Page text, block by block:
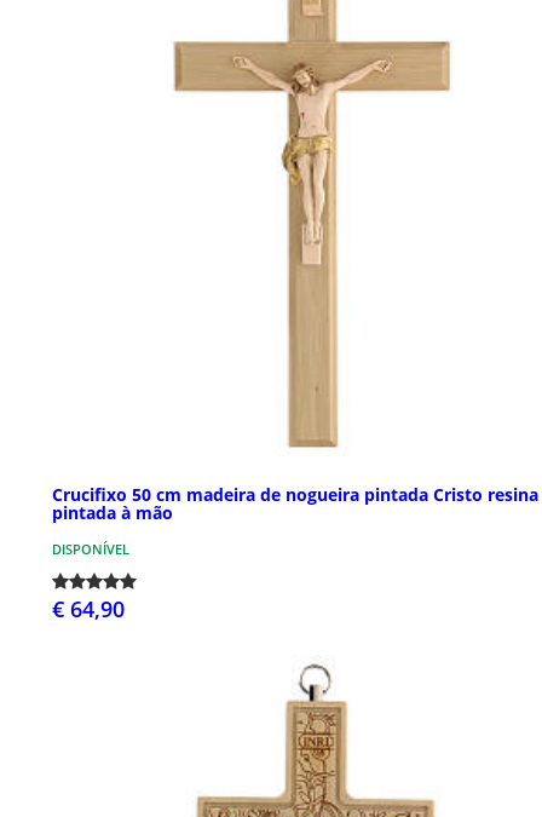
Crucifixo 50 cm madeira de nogueira pintada Cristo resina
pintada à mão
DISPONÍVEL
€ 64,90